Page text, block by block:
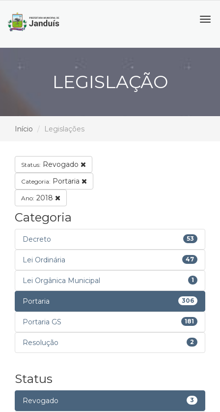
LEGISLAÇÃO
Início Legislações
Status: Revogado
Categoria: Portaria
Ano: 2018
Categoria
Decreto 53
Lei Ordinária 47
Lei Orgânica Municipal 1
Portaria 306
Portaria GS 181
Resolução 2
Status
Revogado 3